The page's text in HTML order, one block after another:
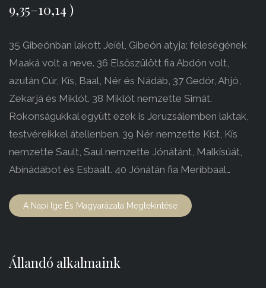
9,35–10,14 )
35 Gibeónban lakott Jeíél, Gibeón atyja; feleségének
Maaká volt a neve. 36 Elsőszülött fia Abdón volt,
azután Cúr, Kís, Baal, Nér és Nádáb, 37 Gedór, Ahjó,
Zekarjá és Miklót. 38 Miklót nemzette Simát.
Rokonságukkal együtt ezek is Jeruzsálemben laktak,
testvéreikkel átellenben. 39 Nér nemzette Kíst, Kís
nemzette Sault, Saul nemzette Jónátánt, Malkísúát,
Abínádábot és Esbaalt. 40 Jónátán fia Meríbbaal…
A Napi Ige És Magyarázata Megtekintése
Állandó alkalmaink